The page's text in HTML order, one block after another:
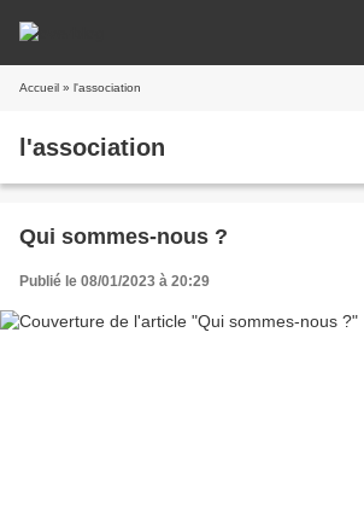
Accueil » l'association
l'association
Qui sommes-nous ?
Publié le 08/01/2023 à 20:29